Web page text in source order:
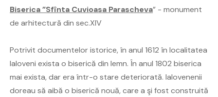
Biserica ”Sfînta Cuvioasa Parascheva” - monument
de arhitectură din sec.XIV
Potrivit documentelor istorice, în anul 1612 în localitatea
Ialoveni exista o biserică din lemn. În anul 1802 biserica
mai exista, dar era într-o stare deteriorată. Ialovenenii
doreau să aibă o biserică nouă, care a şi fost construită